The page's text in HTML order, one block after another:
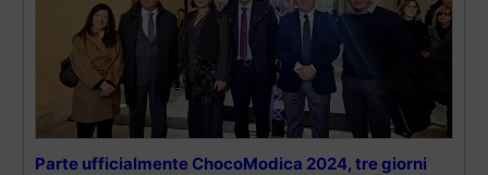
Parte ufficialmente ChocoModica 2024, tre giorni